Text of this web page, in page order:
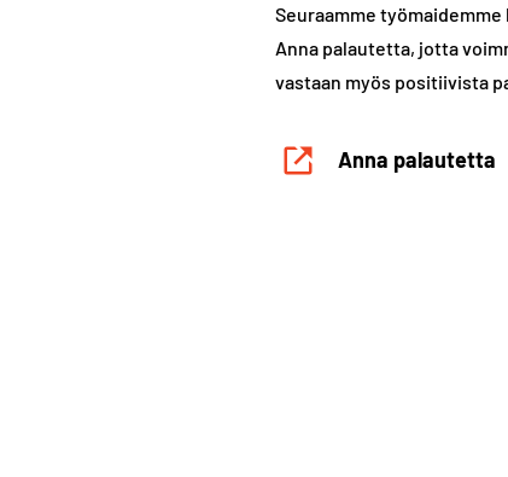
Seuraamme
Anna palautetta, jotta
vastaan myös positiivista
Anna palautetta